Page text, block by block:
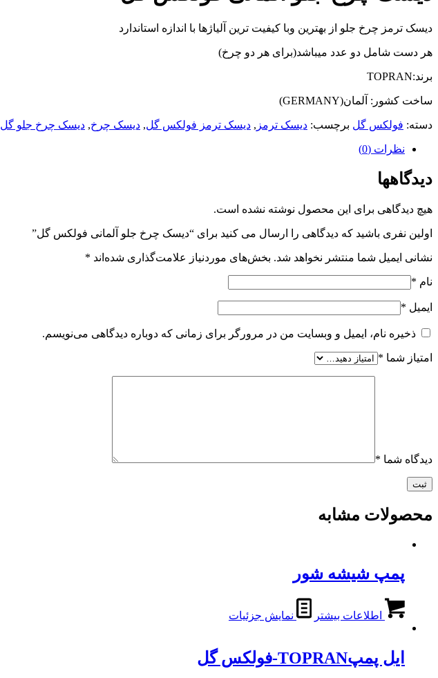
دیسک ترمز چرخ جلو از بهترین وبا کیفیت ترین آلیاژها با اندازه استاندارد
هر دست شامل دو عدد میباشد(برای هر دو چرخ)
برند:TOPRAN
ساخت کشور: آلمان(GERMANY)
دسته: فولکس گل برچسب: دیسک ترمز , دیسک ترمز فولکس گل, دیسک چرخ, دیسک چرخ جلو گل
نظرات (0)
دیدگاهها
هیچ دیدگاهی برای این محصول نوشته نشده است.
اولین نفری باشید که دیدگاهی را ارسال می کنید برای “دیسک چرخ جلو آلمانی فولکس گل”
نشانی ایمیل شما منتشر نخواهد شد. بخش‌های موردنیاز علامت‌گذاری شده‌اند *
نام *
ایمیل *
ذخیره نام، ایمیل و وبسایت من در مرورگر برای زمانی که دوباره دیدگاهی می‌نویسم.
امتیاز شما *
دیدگاه شما *
محصولات مشابه
پمپ شیشه شور
اطلاعات بیشتر نمایش جزئیات
ایل پمپTOPRAN-فولکس گل